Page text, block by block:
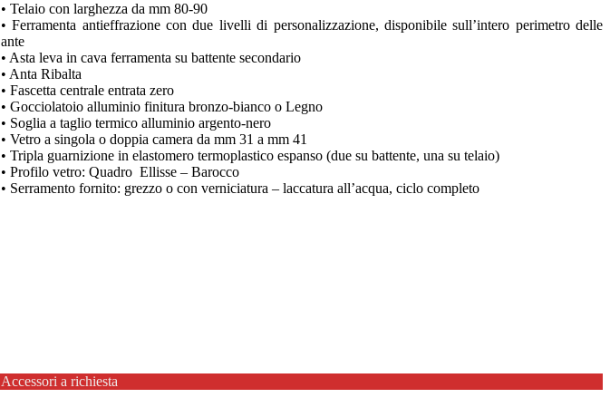
• Telaio con larghezza da mm 80-90
• Ferramenta antieffrazione con due livelli di personalizzazione, disponibile sull’intero perimetro delle
ante
• Asta leva in cava ferramenta su battente secondario
• Anta Ribalta
• Fascetta centrale entrata zero
• Gocciolatoio alluminio finitura bronzo-bianco o Legno
• Soglia a taglio termico alluminio argento-nero
• Vetro a singola o doppia camera da mm 31 a mm 41
• Tripla guarnizione in elastomero termoplastico espanso (due su battente, una su telaio)
• Profilo vetro: Quadro Ellisse – Barocco
• Serramento fornito: grezzo o con verniciatura – laccatura all’acqua, ciclo completo
Accessori a richiesta